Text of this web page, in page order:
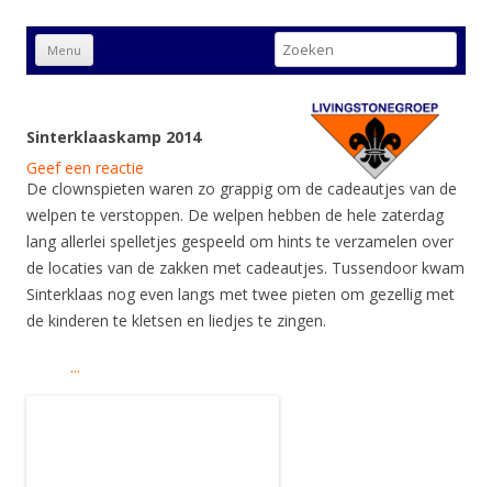
Scouting Livingstonegroep
Amstelveen
Menu
Zoeken
naar:
Spring
Sinterklaaskamp 2014
Geef een reactie
De clownspieten waren zo grappig om de cadeautjes van de
welpen te verstoppen. De welpen hebben de hele zaterdag
lang allerlei spelletjes gespeeld om hints te verzamelen over
de locaties van de zakken met cadeautjes. Tussendoor kwam
Sinterklaas nog even langs met twee pieten om gezellig met
de kinderen te kletsen en liedjes te zingen.
...